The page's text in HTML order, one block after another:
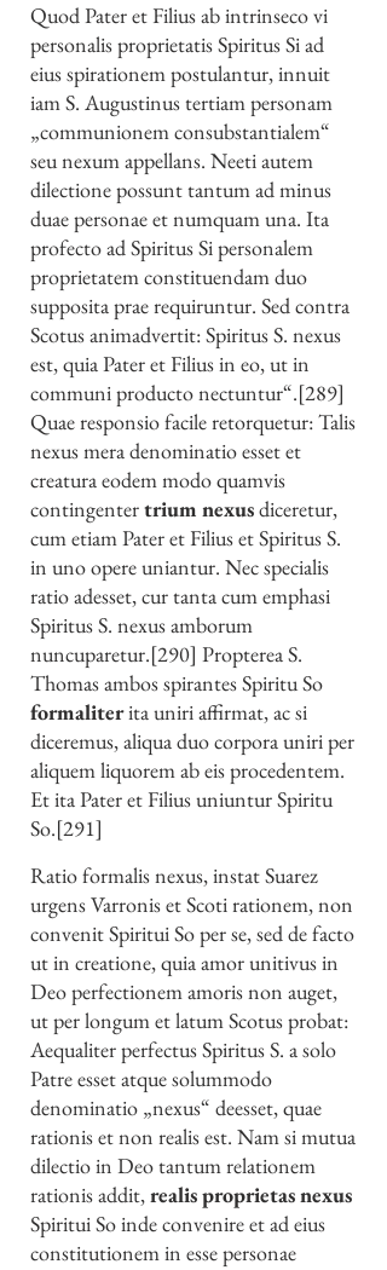
Quod Pater et Filius ab intrinseco vi
personalis proprietatis Spiritus Si ad
eius spirationem postulantur, innuit
iam S. Augustinus tertiam personam
„communionem consubstantialem“
seu nexum appellans. Neeti autem
dilectione possunt tantum ad minus
duae personae et numquam una. Ita
profecto ad Spiritus Si personalem
proprietatem constituendam duo
supposita prae requiruntur. Sed contra
Scotus animadvertit: Spiritus S. nexus
est, quia Pater et Filius in eo, ut in
communi producto nectuntur“.[289]
Quae responsio facile retorquetur: Talis
nexus mera denominatio esset et
creatura eodem modo quamvis
contingentertrium nexusdiceretur,
cum etiam Pater et Filius et Spiritus S.
in uno opere uniantur. Nec specialis
ratio adesset, cur tanta cum emphasi
Spiritus S. nexus amborum
nuncuparetur.[290] Propterea S.
Thomas ambos spirantes Spiritu So
formaliterita uniri affirmat, ac si
diceremus, aliqua duo corpora uniri per
aliquem liquorem ab eis procedentem.
Et ita Pater et Filius uniuntur Spiritu
So.[291]
Ratio formalis nexus, instat Suarez
urgens Varronis et Scoti rationem, non
convenit Spiritui So per se, sed de facto
ut in creatione, quia amor unitivus in
Deo perfectionem amoris non auget,
ut per longum et latum Scotus probat:
Aequaliter perfectus Spiritus S. a solo
Patre esset atque solummodo
denominatio „nexus“ deesset, quae
rationis et non realis est. Nam si mutua
dilectio in Deo tantum relationem
rationis addit,realis proprietas nexus
Spiritui So inde convenire et ad eius
constitutionem in esse personae